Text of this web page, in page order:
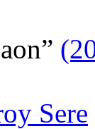
Sere